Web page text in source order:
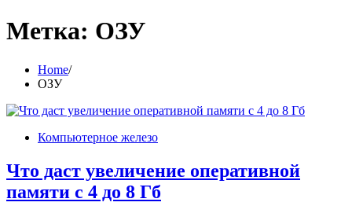
Метка: ОЗУ
Home
ОЗУ
Компьютерное железо
Что даст увеличение оперативной
памяти с 4 до 8 Гб